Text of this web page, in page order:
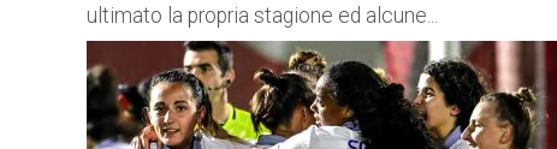
ultimato la propria stagione ed alcune...